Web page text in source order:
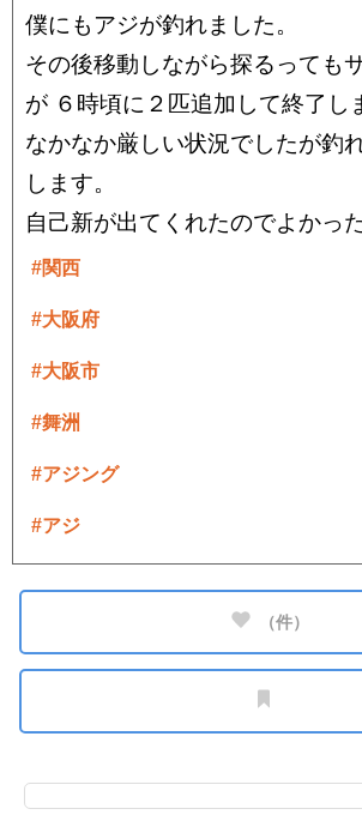
僕にもアジが釣れました。
その後移動しながら探るっても
が ６時頃に２匹追加して終了し
なかなか厳しい状況でしたが釣
します。
自己新が出てくれたのでよかった
#関西
#大阪府
#大阪市
#舞洲
#アジング
#アジ
（件）